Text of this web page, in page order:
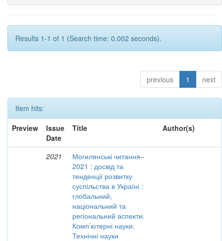
Results 1-1 of 1 (Search time: 0.002 seconds).
previous 1 next
Item hits:
Preview
Issue
Date
Title Author(s)
2021
Могилянські читання–
2021 : досвід та
тенденції розвитку
суспільства в Україні :
глобальний,
національний та
регіональний аспекти.
Комп’ютерні науки.
Технічні науки